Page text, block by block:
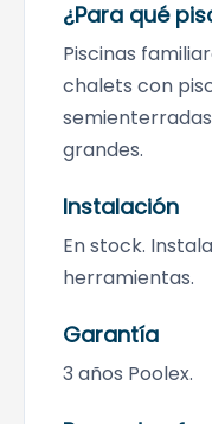
¿Para qué
Piscinas
chalets con
grandes.
Instalación
En stock.
herramientas.
Garantía
3 años Poolex.